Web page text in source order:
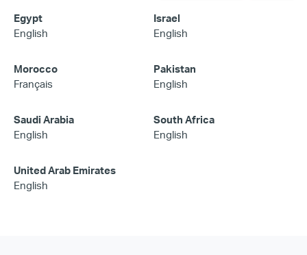
Egypt
English
Israel
English
Morocco
Français
Pakistan
English
Saudi Arabia
English
South Africa
English
United Arab Emirates
English